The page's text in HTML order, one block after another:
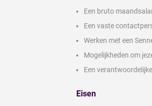
Een bruto
Een vaste
Werken met een
Mogelijkheden om
Een
Eisen